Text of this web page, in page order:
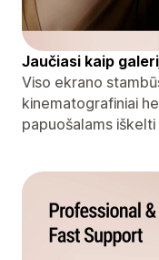
Jaučiasi kaip
Viso ekrano
kinematografiniai
papuošalams